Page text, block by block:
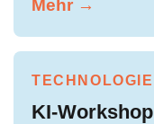
Mehr →
TECHNOLOGIE
KI-Workshop